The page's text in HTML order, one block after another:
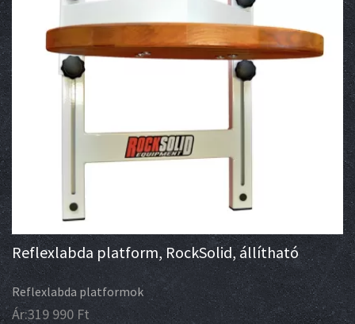
Reflexlabda platform, RockSolid, állítható
Reflexlabda platformok
Ár:319 990 Ft